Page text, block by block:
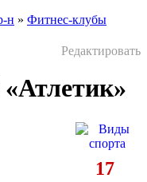
н » Фитнес-клубы
Редактировать
17